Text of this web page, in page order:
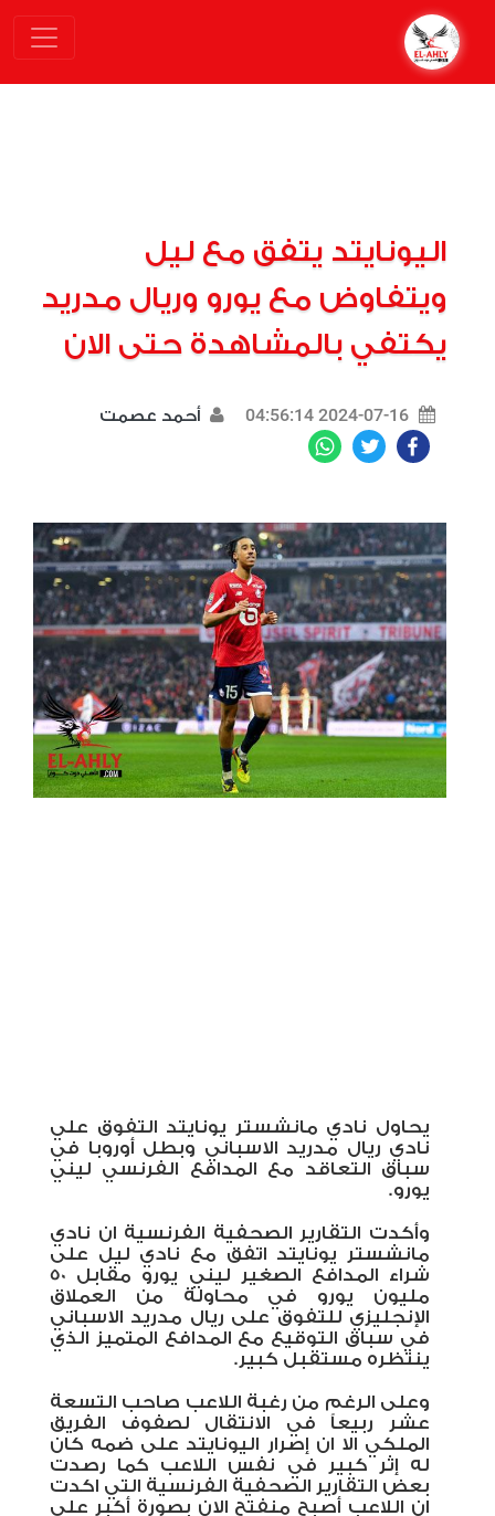
اليونايتد يتفق مع ليل
ويتفاوض مع يورو وريال مدريد
يكتفي بالمشاهدة حتى الان
2024-07-16 04:56:14 أحمد عصمت
Facebook
Twitter
يحاول نادي مانشستر يونايتد التفوق علي
نادي ريال مدريد الاسباني وبطل أوروبا في
سباق التعاقد مع المدافع الفرنسي ليني
يورو.
وأكدت التقارير الصحفية الفرنسية ان نادي
مانشستر يونايتد اتفق مع نادي ليل على
شراء المدافع الصغير ليني يورو مقابل 50
مليون يورو في محاولة من العملاق
الإنجليزي للتفوق على ريال مدريد الاسباني
في سباق التوقيع مع المدافع المتميز الذي
ينتظره مستقبل كبير.
وعلى الرغم من رغبة اللاعب صاحب التسعة
عشر ربيعاً في الانتقال لصفوف الفريق
الملكي الا ان إصرار اليونايتد على ضمه كان
له إثر كبير في نفس اللاعب كما رصدت
بعض التقارير الصحفية الفرنسية التي اكدت
ان اللاعب أصبح منفتح الان بصورة أكبر علي